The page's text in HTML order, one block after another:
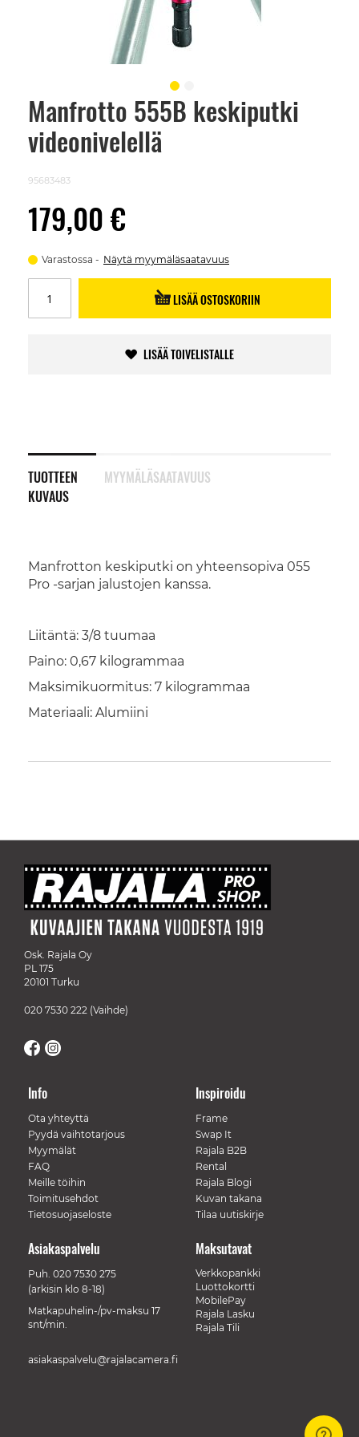
Manfrotto 555B keskiputki
videonivelellä
95683483
179,00 €
Varastossa Näytä myymäläsaatavuus
LISÄÄ OSTOSKORIIN
LISÄÄ TOIVELISTALLE
TUOTTEEN
KUVAUS
Manfrotton keskiputki on yhteensopiva 055
Pro -sarjan jalustojen kanssa.
Liitäntä: 3/8 tuumaa
Paino: 0,67 kilogrammaa
Maksimikuormitus: 7 kilogrammaa
Materiaali: Alumiini
MYYMÄLÄSAATAVUUS
Skip
beginning
images
Osk. Rajala Oy
PL 175
20101 Turku
020 7530 222 (Vaihde)
Info
Ota yhteyttä
Pyydä vaihtotarjous
Myymälät
FAQ
Meille töihin
Toimitusehdot
Tietosuojaseloste
Inspiroidu
Frame
Swap It
Rajala B2B
Rental
Rajala Blogi
Kuvan takana
Tilaa uutiskirje
Maksutavat
Verkkopankki
Luottokortti
MobilePay
Rajala Lasku
Rajala Tili
Asiakaspalvelu
Puh. 020 7530 275
(arkisin klo 8-18)
Matkapuhelin-/pv-maksu 17
snt/min.
asiakaspalvelu@rajalacamera.fi